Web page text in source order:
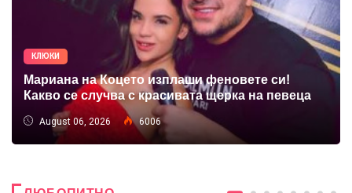
КЛЮКИ
Мариана на Коцето изплаши феновете си!
Какво се случва с красивата щерка на певеца
August 06, 2026 6006